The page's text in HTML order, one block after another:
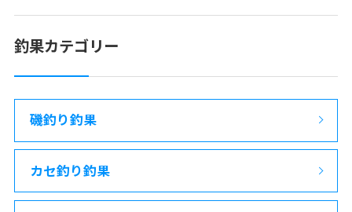
釣果カテゴリー
磯釣り釣果
カセ釣り釣果